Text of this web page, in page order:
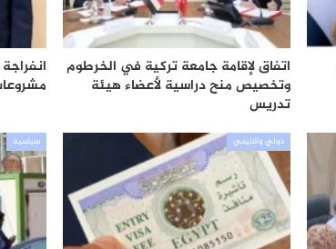
اتفاق لإقامة جامعة تركية في الخرطوم
وتخصيص منح دراسية لأعضاء هيئة
تدريس
دولي واقليمي سياسية